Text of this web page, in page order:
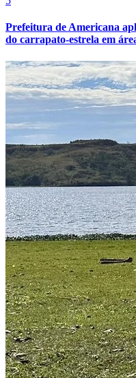
Bahia
Prefeitura de Americana
do carrapato-estrela em